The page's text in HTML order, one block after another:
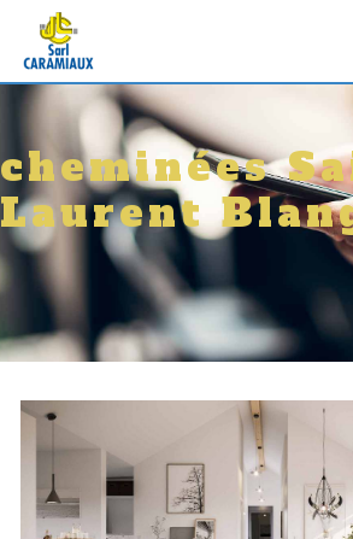
Panneau de gestion des cookies
cheminées
Laurent